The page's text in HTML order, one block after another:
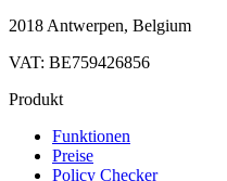
2018 Antwerpen, Belgium
VAT: BE759426856
Produkt
Funktionen
Preise
Policy Checker